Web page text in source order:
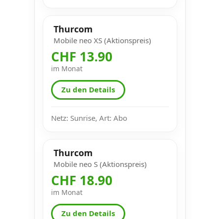
Thurcom
Mobile neo XS (Aktionspreis)
CHF 13.90
im Monat
Zu den Details
Netz: Sunrise, Art: Abo
Thurcom
Mobile neo S (Aktionspreis)
CHF 18.90
im Monat
Zu den Details